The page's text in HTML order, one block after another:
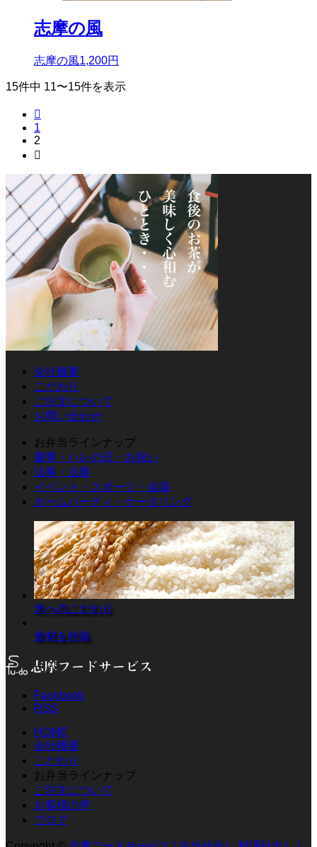
志摩の風
志摩の風1,200円
15件中 11〜15件を表示

1
2

会社概要
こだわり
ご注文について
お問い合わせ
お弁当ラインナップ
慶事・ハレの日・お祝い
法事・法要
イベント・スポーツ・会議
ホームパーティ・ケータリング
米へのこだわり
食材を吟味
Facebook
RSS
HOME
会社概要
こだわり
お弁当ラインナップ
ご注文について
お客様の声
ブログ